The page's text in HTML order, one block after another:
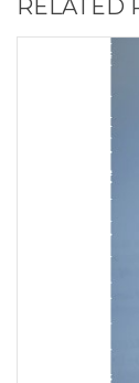
RELATED